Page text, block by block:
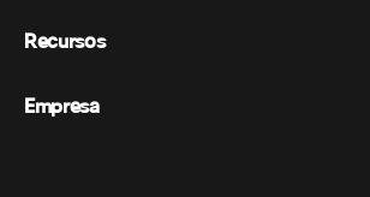
Mensagens
Eventos
Marcas registradas
Dispositivos de sala
Recursos
Preços
Empresa